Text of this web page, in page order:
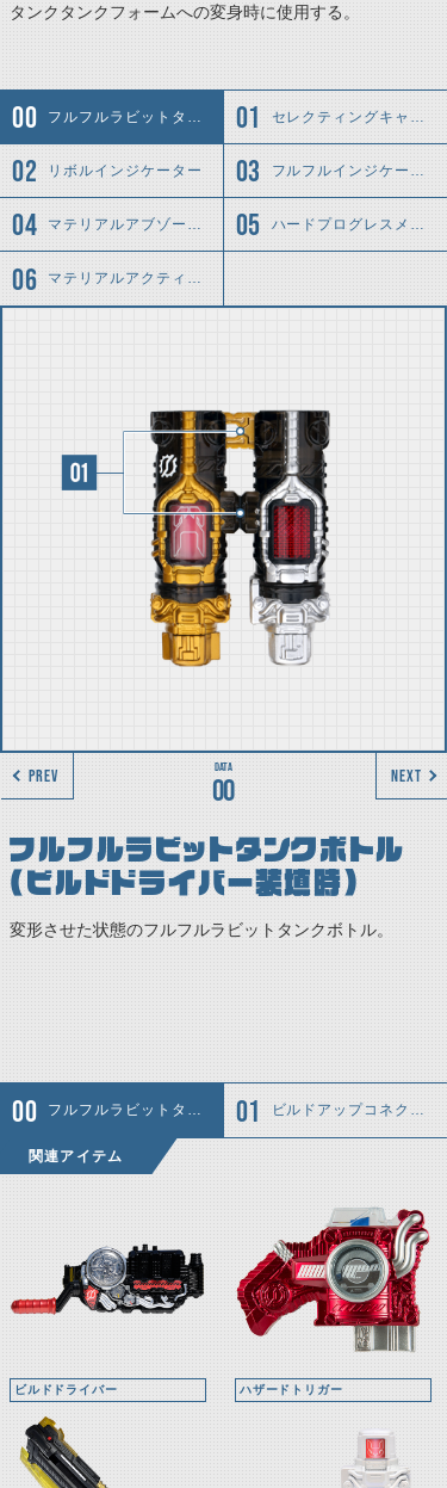
タンクタンクフォームへの変身時に使用する。
フルフルラビットタンクボトルとは…… セレクティングキャップ
リボルインジケーター フルフルインジケーター
マテリアルアブゾーバーFFRT ハードプログレスメタル
マテリアルアクティベイターFFRT
00
PREV NEXT
フルフルラビットタンクボトル
(ビルドドライバー装填時)
変形させた状態のフルフルラビットタンクボトル。
フルフルラビットタンクボトル(ビルドドライバー装填時) ビルドアップコネクター
関連アイテム
ビルドドライバー ハザードトリガー